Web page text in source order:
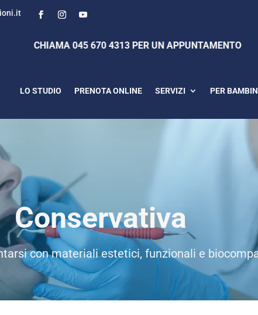
CHIAMA 045 670 4313 PER UN APPUNTAMENTO
LO STUDIO PRENOTA ONLINE SERVIZI PER
Conservativa
con materiali estetici, funzionali e